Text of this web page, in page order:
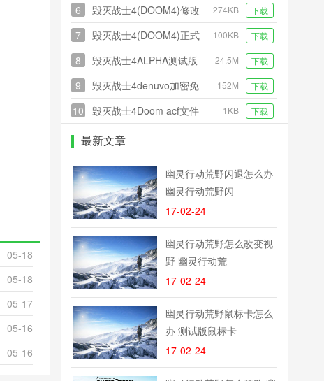
05-18
05-18
05-17
05-16
05-16
+7
6
毁灭战士4(DOOM4)修改
器+8
274KB 下载
7
毁灭战士4(DOOM4)正式
版单独免dvd补丁
100KB 下载
8
毁灭战士4ALPHA测试版
汉化补丁
24.5M 下载
9
毁灭战士4denuvo加密免
dvd补丁
152M 下载
10 毁灭战士4Doom acf文件 1KB 下载
最新文章
幽灵行动荒野闪退怎么办
幽灵行动荒野闪
17-02-24
幽灵行动荒野怎么改变视
野 幽灵行动荒
17-02-24
幽灵行动荒野鼠标卡怎么
办 测试版鼠标卡
17-02-24